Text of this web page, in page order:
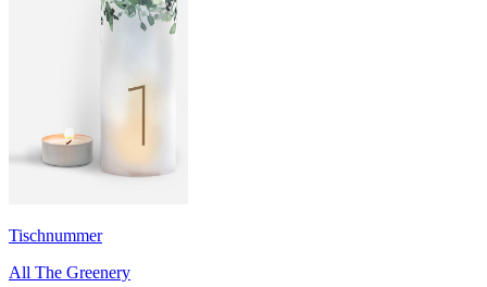
Tischnummer
All The Greenery